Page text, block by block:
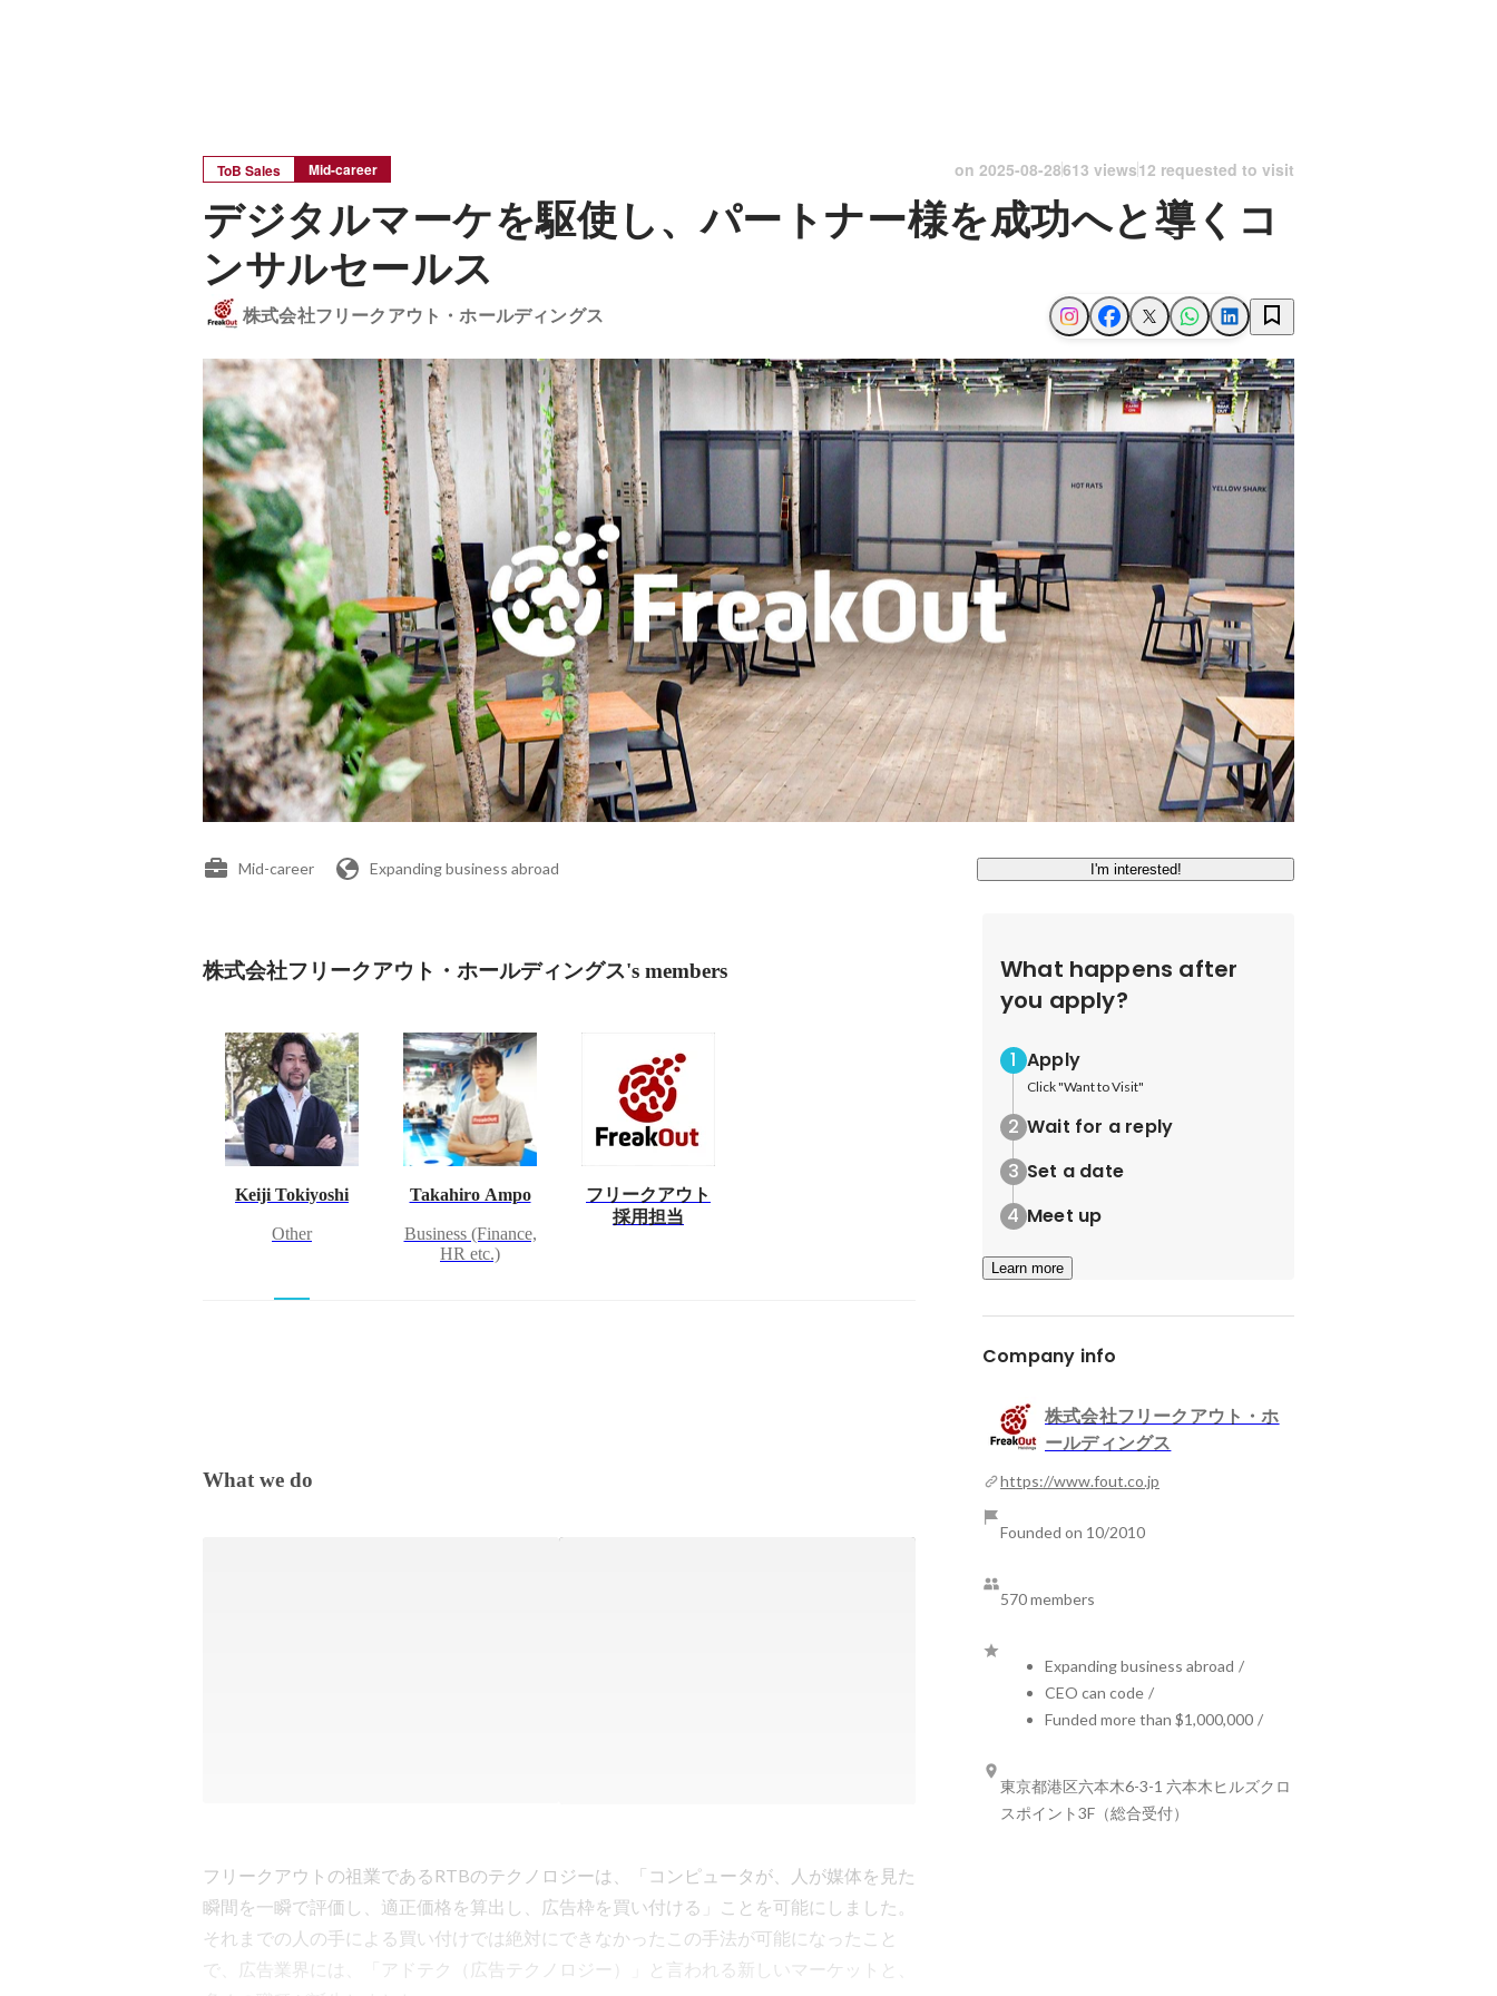
ToB Sales Mid-career on 2025-08-28613 views12 requested to visit
デジタルマーケを駆使し、パートナー様を成功へと導くコ
ンサルセールス
株式会社フリークアウト・ホールディングス
Mid-career Expanding business abroad I'm interested!
株式会社フリークアウト・ホールディングス's members
Keiji Tokiyoshi
Other
Takahiro Ampo
Business (Finance,
HR etc.)
フリークアウト
採用担当
What we do
フリークアウトの祖業であるRTBのテクノロジーは、「コンピュータが、人が媒体を見た
瞬間を一瞬で評価し、適正価格を算出し、広告枠を買い付ける」ことを可能にしました。
それまでの人の手による買い付けでは絶対にできなかったこの手法が可能になったこと
で、広告業界には、「アドテク（広告テクノロジー）」と言われる新しいマーケットと、
What happens after
you apply?
Apply
Click "Want to Visit"
Wait for a reply
Set a date
Meet up
Learn more
Company info
株式会社フリークアウト・ホ
ールディングス
https://www.fout.co.jp
Founded on 10/2010
570 members
Expanding business abroad /
CEO can code /
Funded more than $1,000,000 /
東京都港区六本木6-3-1 六本木ヒルズクロ
スポイント3F（総合受付）